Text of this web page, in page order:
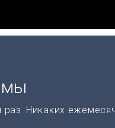
раз. Никаких